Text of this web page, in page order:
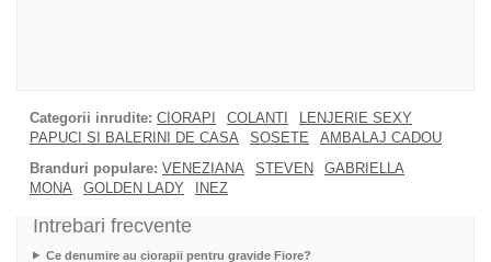
Categorii inrudite: CIORAPI COLANTI
LENJERIE SEXY
PAPUCI SI BALERINI DE CASA
SOSETE
AMBALAJ CADOU
Branduri populare: VENEZIANA STEVEN
GABRIELLA
MONA
GOLDEN LADY INEZ
Intrebari frecvente
Ce denumire au ciorapii pentru gravide Fiore?